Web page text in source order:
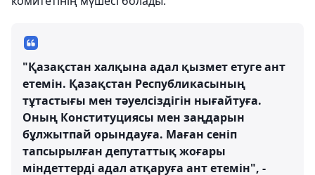
"Қазақстан халқына адал қызмет етуге ант
етемін. Қазақстан Республикасының
тұтастығы мен тәуелсіздігін нығайтуға.
Оның Конституциясы мен заңдарын
бұлжытпай орындауға. Маған сеніп
тапсырылған депутаттық жоғары
міндеттерді адал атқаруға ант етемін", -